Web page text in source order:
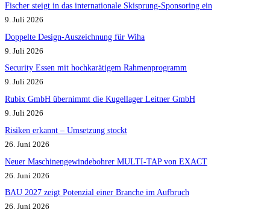
Fischer steigt in das internationale Skisprung-Sponsoring ein
9. Juli 2026
Doppelte Design-Auszeichnung für Wiha
9. Juli 2026
Security Essen mit hochkarätigem Rahmenprogramm
9. Juli 2026
Rubix GmbH übernimmt die Kugellager Leitner GmbH
9. Juli 2026
Risiken erkannt – Umsetzung stockt
26. Juni 2026
Neuer Maschinengewindebohrer MULTI-TAP von EXACT
26. Juni 2026
BAU 2027 zeigt Potenzial einer Branche im Aufbruch​
26. Juni 2026